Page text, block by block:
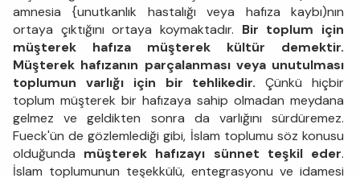
amnesia {unutkanlık hastalığı veya hafıza kaybı)nın
ortaya çıktığını ortaya koymaktadır. Bir toplum için
müşterek hafıza müşterek kültür demektir.
Müşterek hafızanın parçalanması veya unutulması
toplumun varlığı için bir tehlikedir. Çünkü hiçbir
toplum müşterek bir hafızaya sahip olmadan meydana
gelmez ve geldikten sonra da varlığını sürdüremez.
Fueck'ün de gözlemlediği gibi, İslam toplumu söz konusu
olduğunda müşterek hafızayı sünnet teşkil eder.
İslam toplumunun teşekkülü, entegrasyonu ve idamesi